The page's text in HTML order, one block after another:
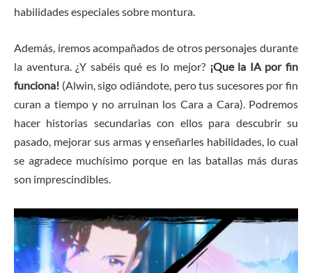
habilidades especiales sobre montura.
Además, iremos acompañados de otros personajes durante
la aventura. ¿Y sabéis qué es lo mejor? ¡Que la IA por fin
funciona! (Alwin, sigo odiándote, pero tus sucesores por fin
curan a tiempo y no arruinan los Cara a Cara). Podremos
hacer historias secundarias con ellos para descubrir su
pasado, mejorar sus armas y enseñarles habilidades, lo cual
se agradece muchísimo porque en las batallas más duras
son imprescindibles.